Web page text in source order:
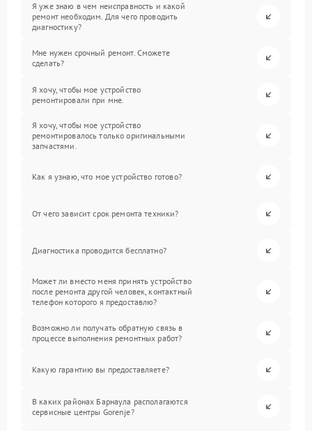
Я уже знаю в чем неисправность и какой
ремонт необходим. Для чего проводить
диагностику?
Мне нужен срочный ремонт. Сможете
сделать?
Я хочу, чтобы мое устройство
ремонтировали при мне.
Я хочу, чтобы мое устройство
ремонтировалось только оригинальными
запчастями.
Как я узнаю, что мое устройство готово?
От чего зависит срок ремонта техники?
Диагностика проводится бесплатно?
Может ли вместо меня принять устройство
после ремонта другой человек, контактный
телефон которого я предоставлю?
Возможно ли получать обратную связь в
процессе выполнения ремонтных работ?
Какую гарантию вы предоставляете?
В каких районах Барнаула располагаются
сервисные центры Gorenje?